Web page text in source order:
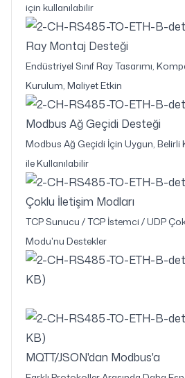
için kullanılabilir
Ray Montaj Desteği
Endüstriyel Sınıf Ray Tasarımı,
Kurulum, Maliyet Etkin
Modbus Ağ Geçidi Desteği
Modbus Ağ Geçidi İçin Uygun, Belirli
ile Kullanılabilir
Çoklu İletişim Modları
TCP Sunucu / TCP İstemci / UDP
Modu'nu Destekler
MQTT/JSON'dan Modbus'a